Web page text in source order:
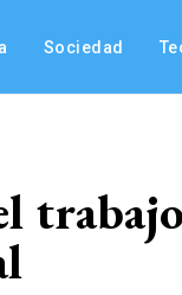
Sociedad